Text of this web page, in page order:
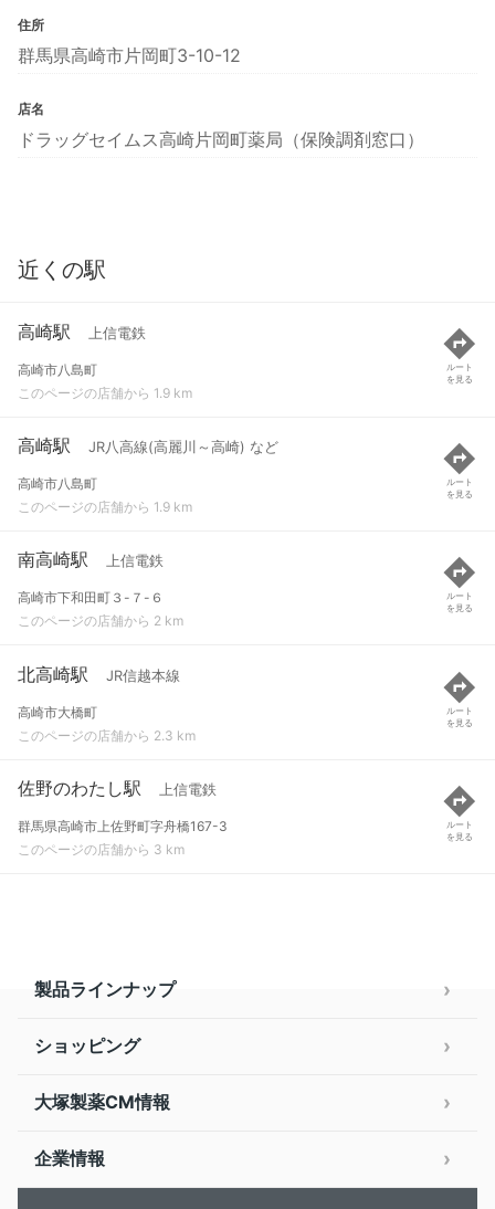
住所
群馬県高崎市片岡町3-10-12
店名
ドラッグセイムス高崎片岡町薬局（保険調剤窓口）
近くの駅
高崎駅 上信電鉄
高崎市八島町
このページの店舗から 1.9 km
ルート
を見る
高崎駅 JR八高線(高麗川～高崎) など
高崎市八島町
このページの店舗から 1.9 km
ルート
を見る
南高崎駅 上信電鉄
高崎市下和田町３-７-６
このページの店舗から 2 km
ルート
を見る
北高崎駅 JR信越本線
高崎市大橋町
このページの店舗から 2.3 km
ルート
を見る
佐野のわたし駅 上信電鉄
群馬県高崎市上佐野町字舟橋167-3
このページの店舗から 3 km
ルート
を見る
製品ラインナップ
ショッピング
大塚製薬CM情報
企業情報